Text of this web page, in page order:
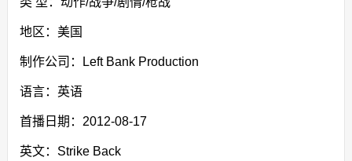
地区：美国
制作公司：Left Bank Production
语言：英语
首播日期：2012-08-17
英文：Strike Back